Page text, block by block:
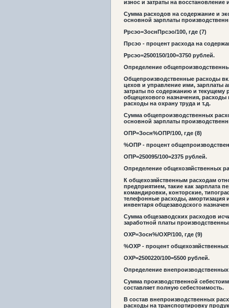
износ и затраты на
Сумма расходов на содержание и
основной зарплаты
Ррсэо=ЗоснПрсэо/100, где (7)
Прсэо - процент расхода на
Ррсэо=2500150/100=3750 рублей.
Определение
Общепроизводственные расходы
цехов и управление ими, зарплаты
затраты по содержанию и текущему
общецехового назначения, расходы
расходы на охрану труда и т.д.
Сумма общепроизводственных
основной зарплаты
ОПР=Зосн%ОПР/100, где (8)
%ОПР - процент
ОПР=250095/100=2375 рублей.
Определение общехозяйственных
К общехозяйственным расходам
предприятием, такие как зарплата
командировки, конторские,
телефонные расходы, амортизация
инвентаря общезаводского
Сумма общезаводских расходов
заработной платы
ОХР=Зосн%/ОХР/100, где (9)
%ОХР - процент
ОХР=2500220/100=5500 рублей.
Определение
Сумма производственной
составляет полную себестоимость.
В состав внепроизводственных
расходы на транспортировку